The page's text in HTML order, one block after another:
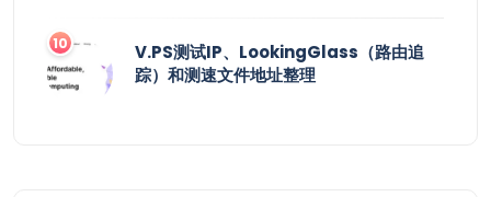
V.PS测试IP、LookingGlass（路由追
踪）和测速文件地址整理